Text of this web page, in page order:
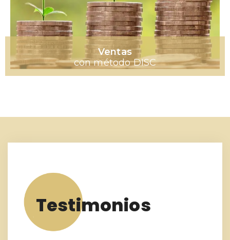
Ventas
con método DISC
Testimonios